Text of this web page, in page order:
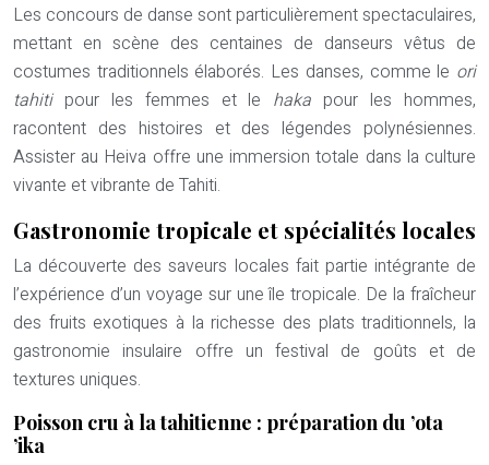
Les concours de danse sont particulièrement spectaculaires,
mettant en scène des centaines de danseurs vêtus de
costumes traditionnels élaborés. Les danses, comme le ori
tahiti pour les femmes et le haka pour les hommes,
racontent des histoires et des légendes polynésiennes.
Assister au Heiva offre une immersion totale dans la culture
vivante et vibrante de Tahiti.
Gastronomie tropicale et spécialités locales
La découverte des saveurs locales fait partie intégrante de
l’expérience d’un voyage sur une île tropicale. De la fraîcheur
des fruits exotiques à la richesse des plats traditionnels, la
gastronomie insulaire offre un festival de goûts et de
textures uniques.
Poisson cru à la tahitienne : préparation du ’ota
’ika